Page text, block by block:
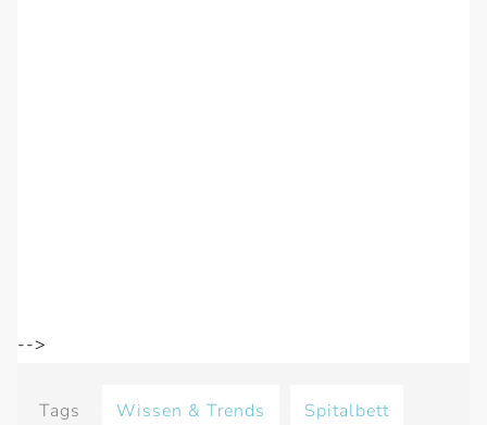
-->
Tags Wissen & Trends Spitalbett